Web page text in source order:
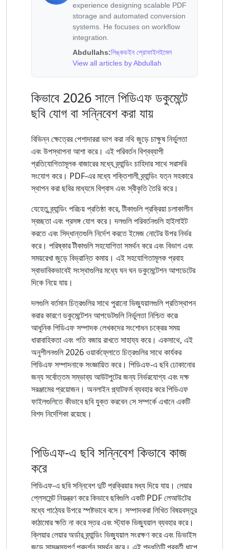
experience designing scalable PDF
storage and automated conversion
systems. He focuses on workflow
integration.
Abdullahs:লিঙ্কডইন প্রোফাইলইমেল
View all articles by Abdullah
কিভাবে 2026 সালে পিডিএফ ডকুমেন্টে
ছবি যোগ বা সন্নিবেশ করা যায়
বিভিন্ন ক্ষেত্রের পেশাদাররা ভাগ করা নথি জুড়ে চাক্ষুষ নির্ভুলতা
এবং উপস্থাপনা আশা করে। এই পরিবর্তন বিশ্বব্যাপী
প্রতিযোগিতামূলক বাজারের মধ্যে ব্র্যান্ডিং চাহিদার সাথে সরাসরি
সংযোগ করে। PDF-এর মধ্যে শক্তিশালী ব্র্যান্ডিং যত্ন সহকারে
স্থাপন করা ছবির মাধ্যমে বিশ্বাস এবং স্বীকৃতি তৈরি করে।
যেহেতু ব্র্যান্ডিং পরিচয় প্রতিষ্ঠা করে, টীকাগুলি প্রক্রিয়া চলাকালীন
স্বচ্ছতা এবং প্রসঙ্গ যোগ করে। দলগুলি পরিবর্তনগুলি হাইলাইট
করতে এবং সিদ্ধান্তগুলি নির্দেশ করতে ইমেজ নোটের উপর নির্ভর
করে। পরিষ্কার টীকাগুলি সহযোগিতা সমর্থন করে এবং বিভাগ এবং
সময়রেখা জুড়ে বিভ্রান্তি কমায়। এই সহযোগিতামূলক প্রবাহ
স্বাভাবিকভাবেই সংস্থাগুলির মধ্যে ঘন ঘন ডকুমেন্টেশন আপডেটের
দিকে নিয়ে যায়।
দলগুলি বর্তমান চিত্রগুলির সাথে পুরানো ভিজ্যুয়ালগুলি প্রতিস্থাপন
করার কারণে ডকুমেন্টেশন আপডেটগুলি নির্ভুলতা নিশ্চিত করে৷
আধুনিক পিডিএফ সম্পাদক লেখকদের সংশোধন চক্রের সময়
ধারাবাহিকতা এবং গতি বজায় রাখতে সাহায্য করে। একসাথে, এই
অনুশীলনগুলি 2026 ওয়ার্কফ্লোতে চিত্রগুলির সাথে কার্যকর
পিডিএফ সম্পাদনাকে সংজ্ঞায়িত করে। পিডিএফ-এ ছবি ঢোকানোর
জন্য সর্বোত্তম সম্ভাব্য আউটপুটের জন্য নির্ভরযোগ্য এবং দক্ষ
সরঞ্জামের প্রয়োজন। অনলাইন প্ল্যাটফর্ম ব্যবহার করে পিডিএফ
ফাইলগুলিতে কীভাবে ছবি যুক্ত করবেন সে সম্পর্কে এখানে একটি
বিশদ নির্দেশিকা রয়েছে।
পিডিএফ-এ ছবি সন্নিবেশ কিভাবে কাজ
করে
পিডিএফ-এ ছবি সন্নিবেশ দুটি প্রক্রিয়ার মধ্য দিয়ে যায়। লেয়ার
প্লেসমেন্ট নিয়ন্ত্রণ করে কিভাবে ছবিগুলি একটি PDF লেআউটের
মধ্যে পাঠ্যের উপরে স্পষ্টভাবে বসে। সম্পাদকরা লিখিত বিষয়বস্তুর
কাঠামোর ক্ষতি না করে স্তর এবং স্ট্যাক ভিজ্যুয়াল ব্যবহার করে।
ক্লিয়ার লেয়ার অর্ডার ব্র্যান্ডিং ভিজ্যুয়াল সংরক্ষণ করে এবং ডিভাইস